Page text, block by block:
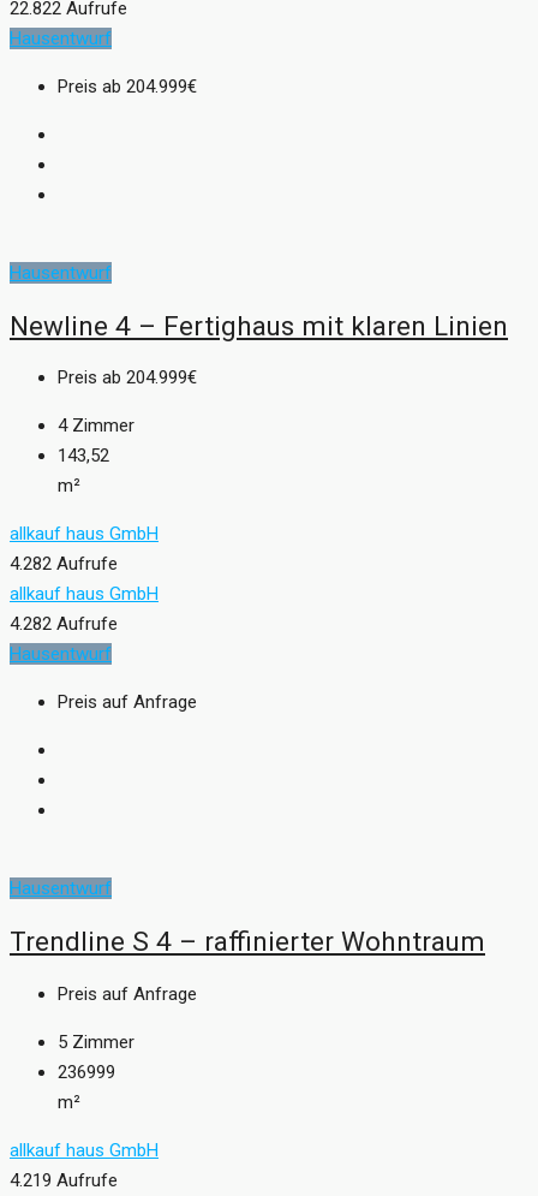
22.822 Aufrufe
Hausentwurf
Preis ab 204.999€
Hausentwurf
Newline 4 – Fertighaus mit klaren Linien
Preis ab 204.999€
4 Zimmer
143,52
m²
allkauf haus GmbH
4.282 Aufrufe
allkauf haus GmbH
4.282 Aufrufe
Hausentwurf
Preis auf Anfrage
Hausentwurf
Trendline S 4 – raffinierter Wohntraum
Preis auf Anfrage
5 Zimmer
236999
m²
allkauf haus GmbH
4.219 Aufrufe